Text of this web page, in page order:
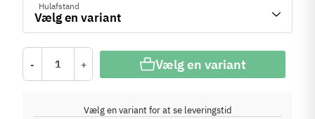
Hulafstand
- + Vælg en variant
Vælg en variant for at se leveringstid